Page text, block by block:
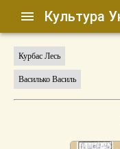
Культура
Курбас Лесь
Василько Василь